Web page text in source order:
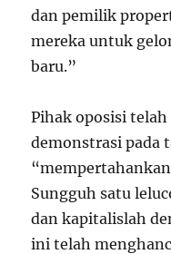
dan pemilik
mereka untuk
baru.”
Pihak oposisi
demonstrasi pada
Sungguh satu
dan kapitalislah
ini telah